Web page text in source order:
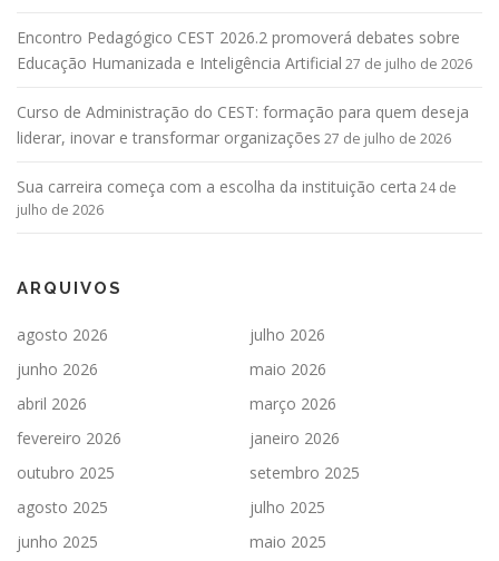
Encontro Pedagógico CEST 2026.2 promoverá debates sobre
Educação Humanizada e Inteligência Artificial 27 de julho de 2026
Curso de Administração do CEST: formação para quem deseja
liderar, inovar e transformar organizações 27 de julho de 2026
Sua carreira começa com a escolha da instituição certa 24 de
julho de 2026
ARQUIVOS
agosto 2026
julho 2026
junho 2026
maio 2026
abril 2026
março 2026
fevereiro 2026
janeiro 2026
outubro 2025
setembro 2025
agosto 2025
julho 2025
junho 2025
maio 2025